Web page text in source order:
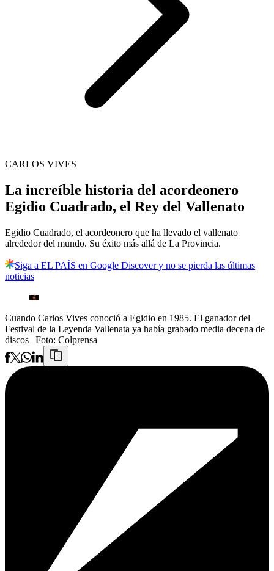
CARLOS VIVES
La increíble historia del acordeonero
Egidio Cuadrado, el Rey del Vallenato
Egidio Cuadrado, el acordeonero que ha llevado el vallenato
alrededor del mundo. Su éxito más allá de La Provincia.
Siga a EL PAÍS en Google Discover y no se pierda las últimas
noticias
Cuando Carlos Vives conoció a Egidio en 1985. El ganador del
Festival de la Leyenda Vallenata ya había grabado media decena de
discos | Foto: Colprensa